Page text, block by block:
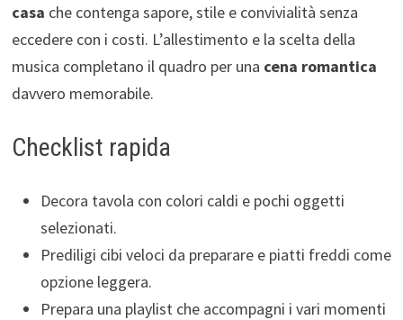
casa che contenga sapore, stile e convivialità senza
eccedere con i costi. L’allestimento e la scelta della
musica completano il quadro per una cena romantica
davvero memorabile.
Checklist rapida
Decora tavola con colori caldi e pochi oggetti
selezionati.
Prediligi cibi veloci da preparare e piatti freddi come
opzione leggera.
Prepara una playlist che accompagni i vari momenti